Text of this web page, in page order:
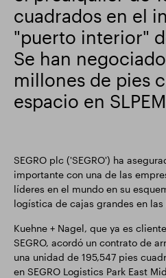
cuadrados en el
"puerto interior"
Se han
millones de pies
espacio en
SEGRO plc ('SEGRO') ha
importante con una de las
líderes en el mundo en su
logística de cajas grandes en
Kuehne + Nagel, que ya es
SEGRO, acordó un contrato de
una unidad de 195,547 pies
en SEGRO Logistics Park East